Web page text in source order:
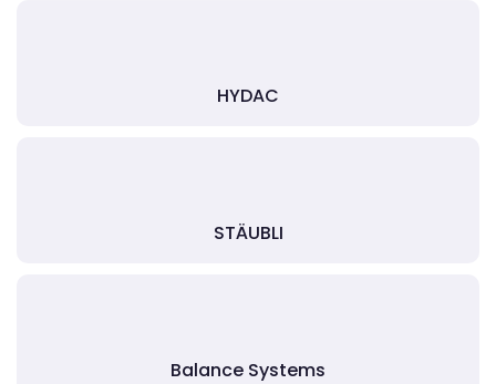
HYDAC
STÄUBLI
Balance Systems